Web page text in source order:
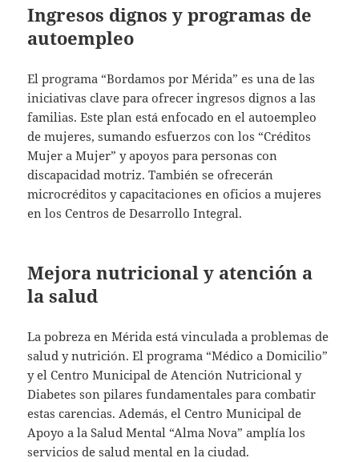
Ingresos dignos y programas de
autoempleo
El programa “Bordamos por Mérida” es una de las
iniciativas clave para ofrecer ingresos dignos a las
familias. Este plan está enfocado en el autoempleo
de mujeres, sumando esfuerzos con los “Créditos
Mujer a Mujer” y apoyos para personas con
discapacidad motriz. También se ofrecerán
microcréditos y capacitaciones en oficios a mujeres
en los Centros de Desarrollo Integral.
Mejora nutricional y atención a
la salud
La pobreza en Mérida está vinculada a problemas de
salud y nutrición. El programa “Médico a Domicilio”
y el Centro Municipal de Atención Nutricional y
Diabetes son pilares fundamentales para combatir
estas carencias. Además, el Centro Municipal de
Apoyo a la Salud Mental “Alma Nova” amplía los
servicios de salud mental en la ciudad.